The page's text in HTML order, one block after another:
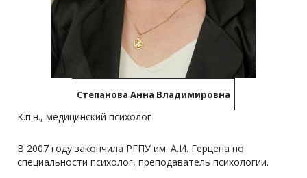
Степанова Анна Владимировна
К.п.н., медицинский психолог
В 2007 году закончила РГПУ им. А.И. Герцена по
специальности психолог, преподаватель психологии.